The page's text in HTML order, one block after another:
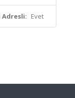
Adresli: Evet